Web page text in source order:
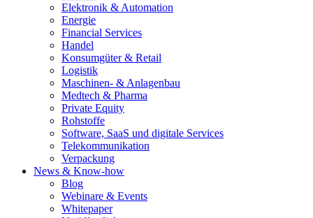
Elektronik & Automation
Energie
Financial Services
Handel
Konsumgüter & Retail
Logistik
Maschinen- & Anlagenbau
Medtech & Pharma
Private Equity
Rohstoffe
Software, SaaS und digitale Services
Telekommunikation
Verpackung
News & Know-how
Blog
Webinare & Events
Whitepaper